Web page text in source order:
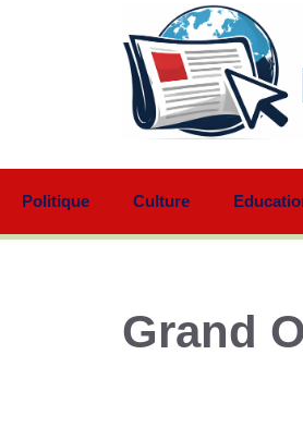
Politique Culture
Grand